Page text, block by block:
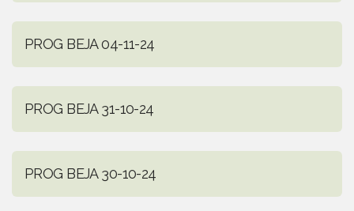
PROG BEJA 04-11-24
PROG BEJA 31-10-24
PROG BEJA 30-10-24